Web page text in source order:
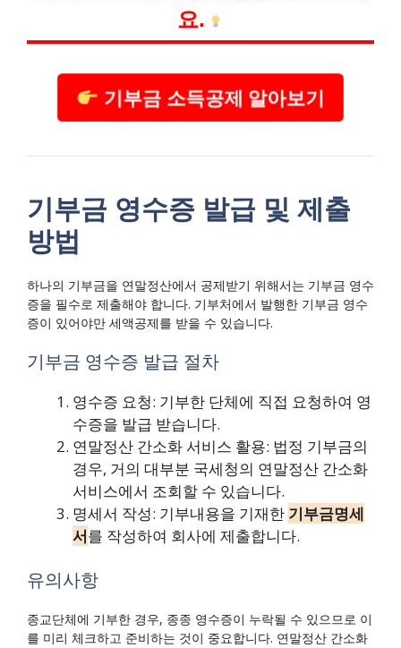
요.
기부금 소득공제 알아보기
기부금 영수증 발급 및 제출
방법
하나의 기부금을 연말정산에서 공제받기 위해서는 기부금 영수
증을 필수로 제출해야 합니다. 기부처에서 발행한 기부금 영수
증이 있어야만 세액공제를 받을 수 있습니다.
기부금 영수증 발급 절차
영수증 요청: 기부한 단체에 직접 요청하여 영
수증을 발급 받습니다.
연말정산 간소화 서비스 활용: 법정 기부금의
경우, 거의 대부분 국세청의 연말정산 간소화
서비스에서 조회할 수 있습니다.
명세서 작성: 기부내용을 기재한 기부금명세
서를 작성하여 회사에 제출합니다.
유의사항
종교단체에 기부한 경우, 종종 영수증이 누락될 수 있으므로 이
를 미리 체크하고 준비하는 것이 중요합니다. 연말정산 간소화